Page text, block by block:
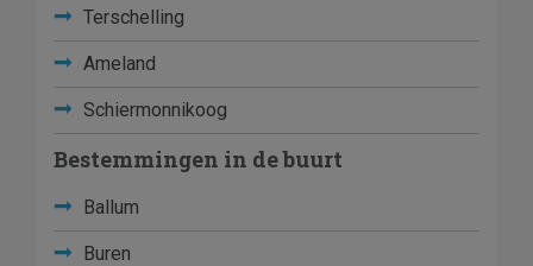
Terschelling
Ameland
Schiermonnikoog
Bestemmingen in de buurt
Ballum
Buren